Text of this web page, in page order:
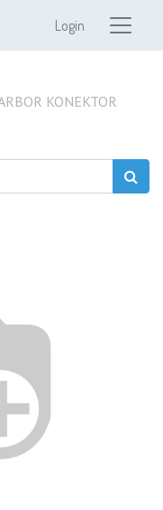
Login
KONEKTOR